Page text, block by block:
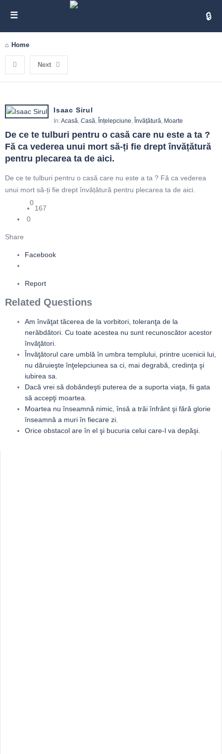
Home
Next
Isaac Sirul
In:Acasă, Casă, Înțelepciune, Învățătură, Moarte
De ce te tulburi pentru o casă care nu este a ta ?
Fă ca vederea unui mort să-ți fie drept învățătură
pentru plecarea ta de aici.
De ce te tulburi pentru o casă care nu este a ta ? Fă ca vederea
unui mort să-ți fie drept învățătură pentru plecarea ta de aici.
0
167
0
Share
Facebook
Report
Related Questions
Am învăţat tăcerea de la vorbitori, toleranţa de la
nerăbdători. Cu toate acestea nu sunt recunoscător acestor
învăţători.
Învăţătorul care umblă în umbra templului, printre ucenicii lui,
nu dăruieşte înţelepciunea sa ci, mai degrabă, credinţa şi
iubirea sa.
Dacă vrei să dobândeşti puterea de a suporta viaţa, fii gata
să accepţi moartea.
Moartea nu înseamnă nimic, însă a trăi înfrânt şi fără glorie
înseamnă a muri în fiecare zi.
Orice obstacol are în el şi bucuria celui care-l va depăşi.